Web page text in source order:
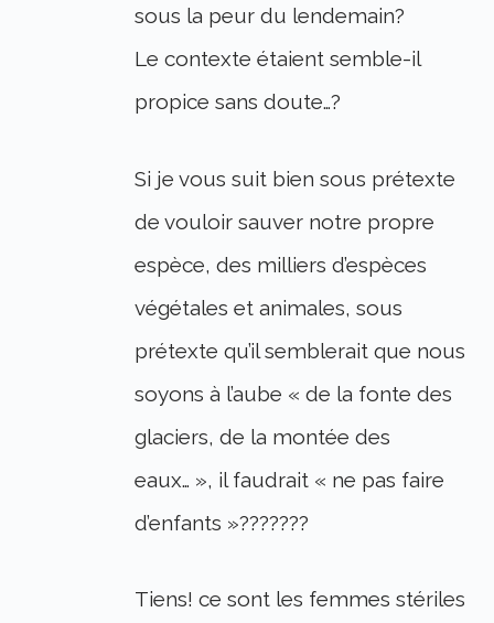
sous la peur du lendemain?
Le contexte étaient semble-il
propice sans doute…?
Si je vous suit bien sous prétexte
de vouloir sauver notre propre
espèce, des milliers d’espèces
végétales et animales, sous
prétexte qu’il semblerait que nous
soyons à l’aube « de la fonte des
glaciers, de la montée des
eaux… », il faudrait « ne pas faire
d’enfants »???????
Tiens! ce sont les femmes stériles